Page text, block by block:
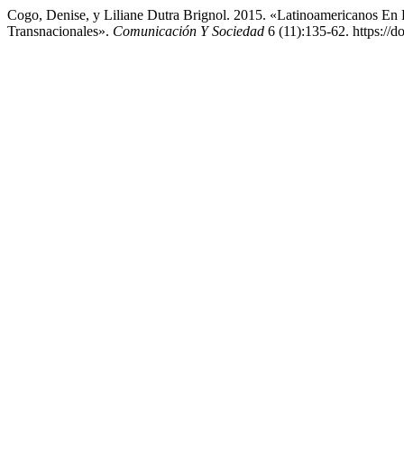
Cogo, Denise, y Liliane Dutra Brignol. 2015. «Latinoamericanos
Transnacionales». Comunicación Y Sociedad 6 (11):135-62. https://